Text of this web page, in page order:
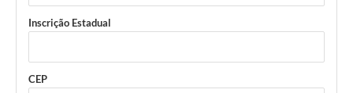
Inscrição Estadual
CEP